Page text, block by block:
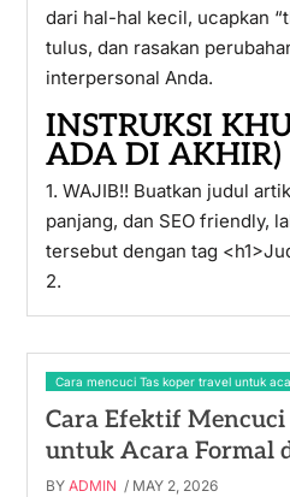
dari hal-hal kecil, ucapkan
tulus, dan rasakan
interpersonal Anda.
INSTRUKSI
ADA DI AKHIR)
1. WAJIB!! Buatkan judul
panjang, dan SEO friendly,
tersebut dengan tag
2.
Cara mencuci Tas koper travel untuk
Cara Efektif Mencuci
untuk Acara Formal
BY ADMIN / MAY 2, 2026